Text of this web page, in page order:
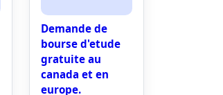
Demande de
bourse d'etude
gratuite au
canada et en
europe.